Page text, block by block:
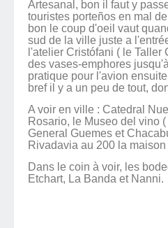
Artesanal, bon il faut y
touristes porteños en mal
bon le coup d'oeil vaut
sud de la ville juste a
l'atelier Cristófani ( le Taller
des vases-emphores
pratique pour l'avion
bref il y a un peu de tout,
A voir en ville : Catedral
Rosario, le Museo del vino
General Guemes et
Rivadavia au 200 la
Dans le coin à voir, les
Etchart, La Banda et Nanni.